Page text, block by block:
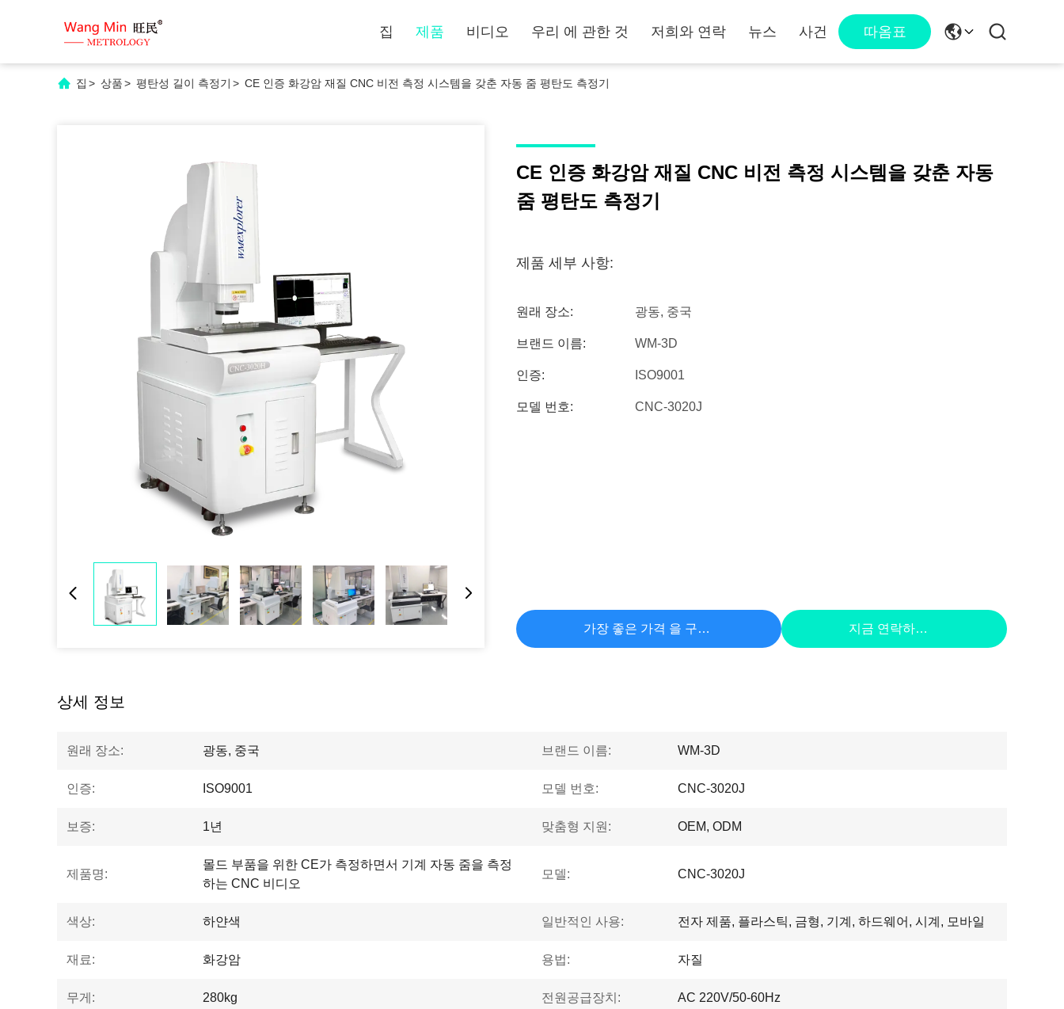
집 제품 비디오 우리 에 관한 것 저희와 연락 뉴스 사건 따옴표
집 > 상품> 평탄성 길이 측정기 > CE 인증 화강암 재질 CNC 비전 측정 시스템을 갖춘 자동 줌 평탄도 측정기
CE 인증 화강암 재질 CNC 비전 측정 시스템을 갖춘 자동
줌 평탄도 측정기
제품 세부 사항:
원래 장소: 광동, 중국
브랜드 이름: WM-3D
인증: ISO9001
모델 번호: CNC-3020J
가장 좋은 가격 을 구하라 지금 연락하세요
상세 정보
원래 장소: 광동, 중국 브랜드 이름: WM-3D
인증: ISO9001 모델 번호: CNC-3020J
보증: 1년 맞춤형 지원: OEM, ODM
제품명:
몰드 부품을 위한 CE가 측정하면서 기계 자동 줌을 측정
하는 CNC 비디오
모델: CNC-3020J
색상: 하얀색 일반적인 사용: 전자 제품, 플라스틱, 금형, 기계, 하드웨어, 시계, 모바일
재료: 화강암 용법: 자질
무게: 280kg 전원공급장치: AC 220V/50-60Hz